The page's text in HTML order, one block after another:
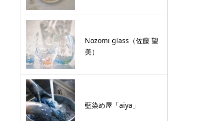
Nozomi glass（佐藤 望
美）
藍染め屋「aiya」